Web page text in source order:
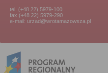
tel. (+48 22) 5979-100
fax (+48 22) 5979-290
e-mail: urzad@wrotamazowsza.pl